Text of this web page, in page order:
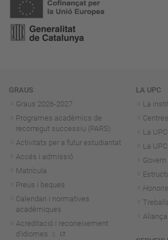
Navegació
GRAUS
Graus 2026-2027
Programes acadèmics de
recorregut successiu (PARS)
Activitats per a futur estudiantat
Accés i admissió
Matrícula
Preus i beques
Calendari i normatives
acadèmiques
Acreditació i reconeixement
d'idiomes
LA UPC
La
La
La